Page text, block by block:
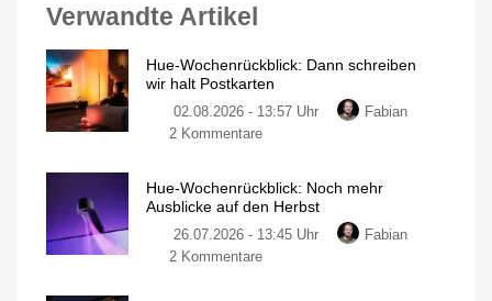
Verwandte Artikel
Hue-Wochenrückblick: Dann schreiben
wir halt Postkarten
02.08.2026 - 13:57 Uhr
Fabian
2 Kommentarezu
Dann
schreiben
wir
halt
Hue-Wochenrückblick: Noch mehr
Ausblicke auf den Herbst
26.07.2026 - 13:45 Uhr
Fabian
2 Kommentarezu